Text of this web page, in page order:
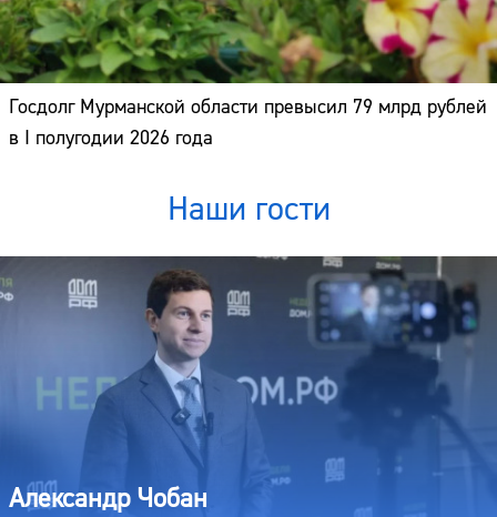
Госдолг Мурманской области превысил 79 млрд рублей
в I полугодии 2026 года
Наши гости
Александр Чобан